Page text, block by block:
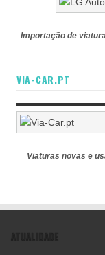
Importação de
VIA-CAR.PT
Viaturas novas e
ATUALIDADE